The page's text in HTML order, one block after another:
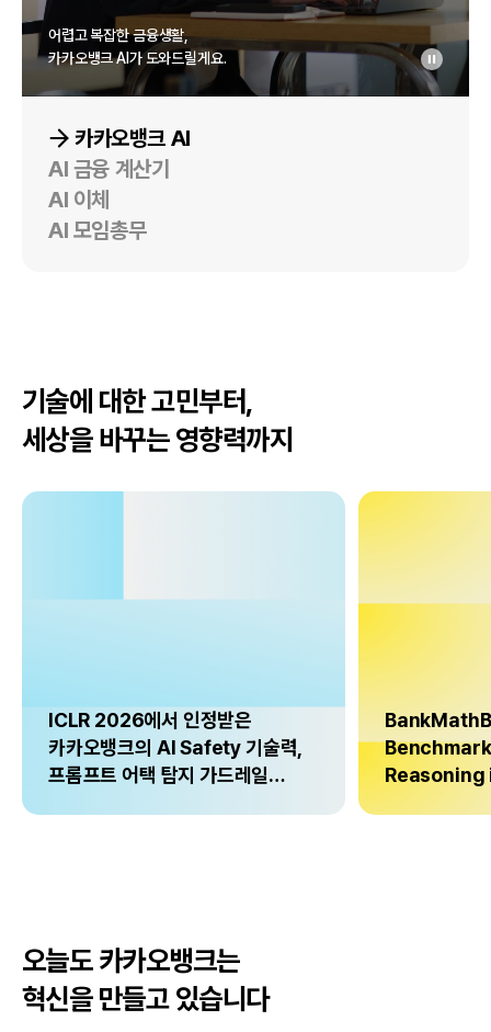
통장사본 어떻게 발급해?
스테이블코인이 뭐야?
3년 안에 1억 모으기
엄마한테 이체해줘
이번달 교통카드 대금 알려줘
적금으로 목표 금액을 모으는 방법은 금액, 금리에 따라 달라질 수
목표 금액: 1억원 (세후기준)
월 납입금액: 50만원 (예시)
적용 금리: 연 3.00% (예시)
김이지님(엄마)에게 50,000원(5만원)을 이체할까요?
출금계좌 : 카카오뱅크 333-10-333123
받는계좌 : 다른금융 123412341234
취소
이체하기
여행 크루
3,256,230원
이체하기
채우기
어렵고 복잡한 금융생활,
카카오뱅크 AI가 도와드릴게요.
영상 정
카카오뱅크 AI
AI 금융 계산기
AI 이체
AI 모임총무
기술에 대한 고민부터,
세상을 바꾸는 영향력까지
ICLR 2026에서 인정받은
카카오뱅크의 AI Safety 기술력,
프롬프트 어택 탐지 가드레일
Reasoning
오늘도 카카오뱅크는
혁신을 만들고 있습니다